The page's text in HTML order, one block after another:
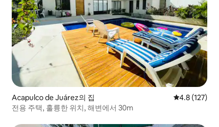
Acapulco de Juárez의 집 평점 4.8점(5
4.8 (127)
전용 주택, 훌륭한 위치, 해변에서 30m